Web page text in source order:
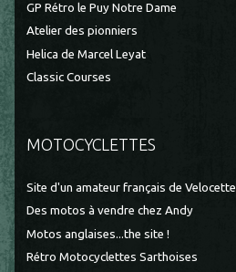
GP Rétro le Puy Notre Dame
Atelier des pionniers
Helica de Marcel Leyat
Classic Courses
MOTOCYCLETTES
Site d'un amateur français de Velocette
Des motos à vendre chez Andy
Motos anglaises...the site !
Rétro Motocyclettes Sarthoises